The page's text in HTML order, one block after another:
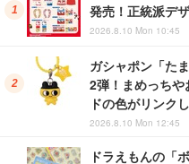
発売！正統派デ
2026.8.10 Mon 10:45
ガシャポン「た
2弾！まめっちや
ドの色がリンク
2026.8.10 Mon 12:45
ドラえもんの「